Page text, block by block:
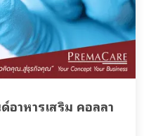
อาหารเสริม คอลลา